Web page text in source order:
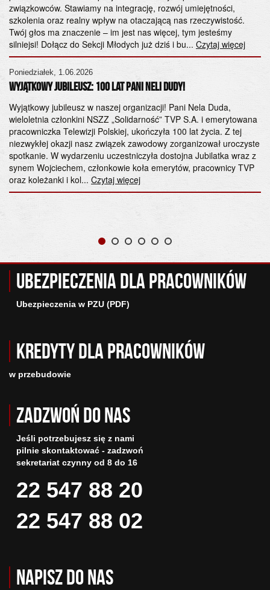
związkowców. Stawiamy na integrację, rozwój umiejętności,
szkolenia oraz realny wpływ na otaczającą nas rzeczywistość.
Twój głos ma znaczenie – im jest nas więcej, tym jesteśmy
silniejsi! Dołącz do Sekcji Młodych już dziś i bu... Czytaj więcej
Poniedziałek, 1.06.2026
Wyjątkowy Jubileusz: 100 lat Pani Neli Dudy!
Wyjątkowy jubileusz w naszej organizacji! Pani Nela Duda,
wieloletnia członkini NSZZ „Solidarność” TVP S.A. i emerytowana
pracowniczka Telewizji Polskiej, ukończyła 100 lat życia. Z tej
niezwykłej okazji nasz związek zawodowy zorganizował uroczyste
spotkanie. W wydarzeniu uczestniczyła dostojna Jubilatka wraz z
synem Wojciechem, członkowie koła emerytów, pracownicy TVP
oraz koleżanki i kol... Czytaj więcej
Ubezpieczenia dla pracowników
Ubezpieczenia w PZU (PDF)
Kredyty dla pracowników
w przebudowie
Zadzwoń do nas
Jeśli potrzebujesz się z nami
pilnie skontaktować - zadzwoń
sekretariat czynny od 8 do 16
22 547 88 20
22 547 88 02
Napisz do nas